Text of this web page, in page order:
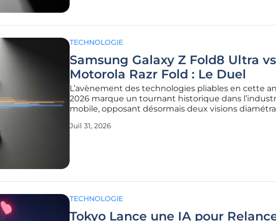
TECHNOLOGIE
Samsung Galaxy Z Fold8 Ultra vs
Motorola Razr Fold : Le Duel
L’avènement des technologies pliables en cette
2026 marque un tournant historique dans
mobile, opposant désormais deux visions
marché des smartphones ultra-premium voit
Juil 31, 2026
TECHNOLOGIE
Tokyo Lance une IA pour